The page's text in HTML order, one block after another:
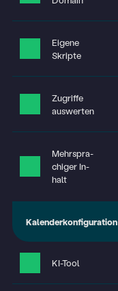
Eigene
Skripte
Zugriffe
auswerten
Mehrspra­
chiger In­
halt
Kalenderkonfiguration
KI-Tool